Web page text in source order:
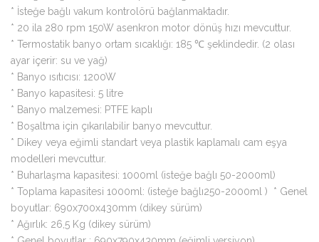
* İsteğe bağlı vakum kontrolörü bağlanmaktadır.
* 20 ila 280 rpm 150W asenkron motor dönüş hızı mevcuttur.
* Termostatik banyo ortam sıcaklığı: 185 ℃ şeklindedir. (2 olası
ayar içerir: su ve yağ)
* Banyo ısıtıcısı: 1200W
* Banyo kapasitesi: 5 litre
* Banyo malzemesi: PTFE kaplı
* Boşaltma için çıkarılabilir banyo mevcuttur.
* Dikey veya eğimli standart veya plastik kaplamalı cam eşya
modelleri mevcuttur.
* Buharlaşma kapasitesi: 1000ml (isteğe bağlı 50-2000ml)
* Toplama kapasitesi 1000ml: (isteğe bağlı250-2000ml ) * Genel
boyutlar: 690x700x430mm (dikey sürüm)
* Ağırlık: 26,5 Kg (dikey sürüm)